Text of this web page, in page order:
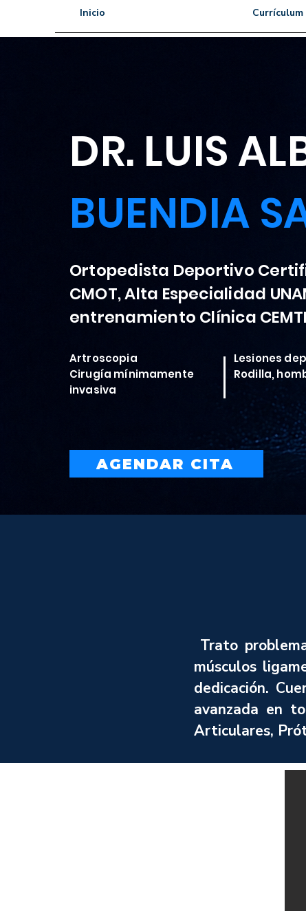
Inicio Currículum
DR. LUIS
BUENDIA
Ortopedista Deportivo
CMOT, Alta Especialidad
entrenamiento Clínica
Artroscopia
Cirugía mínimamente
invasiva
Lesiones
Rodilla,
AGENDAR CITA
Trato
músculos
dedicación.
avanzada en
Articulares,